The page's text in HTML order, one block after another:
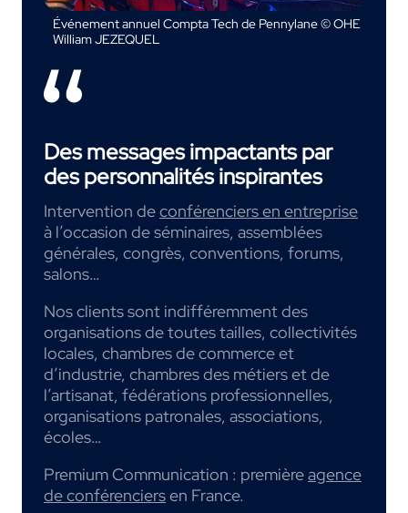
Événement annuel Compta Tech de Pennylane © OHE
William JEZEQUEL
Des messages impactants par
des personnalités inspirantes
Intervention deconférenciers en entreprise
à l’occasion de séminaires, assemblées
générales, congrès, conventions, forums,
salons…
Nos clients sont indifféremment des
organisations de toutes tailles, collectivités
locales, chambres de commerce et
d’industrie, chambres des métiers et de
l’artisanat, fédérations professionnelles,
organisations patronales, associations,
écoles…
Premium Communication : premièreagence
de conférenciersen France.